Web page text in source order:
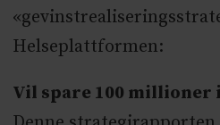
Helseplattformen:
Vil spare 100 millioner